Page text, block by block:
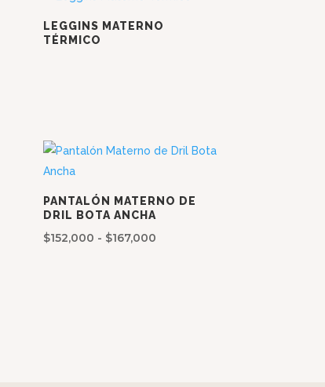
LEGGINS MATERNO
TÉRMICO
PANTALÓN MATERNO DE
DRIL BOTA ANCHA
$152,000 - $167,000